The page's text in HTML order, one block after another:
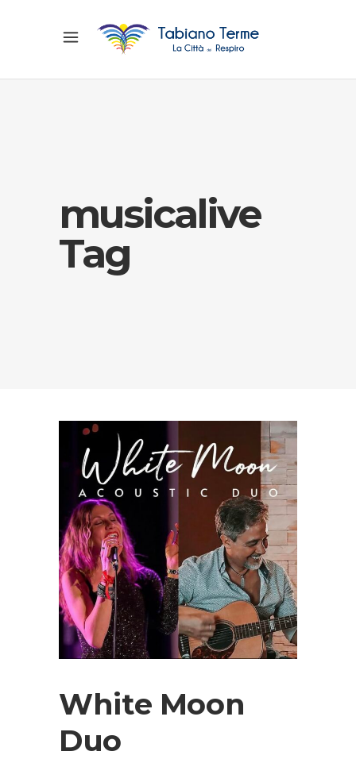
musicalive
Tag
White Moon
Duo